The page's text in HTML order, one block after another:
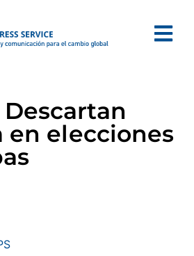
Descartan
en elecciones